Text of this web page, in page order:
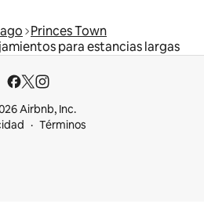
Princes Town
para estancias largas
Airbnb, Inc.
Términos